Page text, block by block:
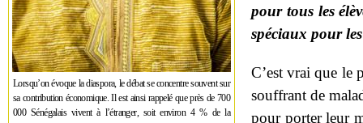
Lorsqu’on évoque la diaspora, le débat se concentre souvent sur
sa contribution économique. Il est ainsi rappelé que près de 700
000 Sénégalais vivent à l’étranger, soit environ 4 % de la
pour tous les
spéciaux pour
C’est vrai que le
souffrant de
pour porter leur